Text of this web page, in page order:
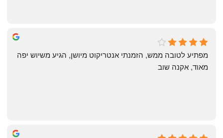
michal gottfried
4 months ago
שי
מאוד, אקנה שוב